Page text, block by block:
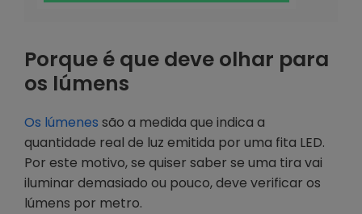
Porque é que deve olhar para
os lúmens
Os lúmenes são a medida que indica a
quantidade real de luz emitida por uma fita LED.
Por este motivo, se quiser saber se uma tira vai
iluminar demasiado ou pouco, deve verificar os
lúmens por metro.